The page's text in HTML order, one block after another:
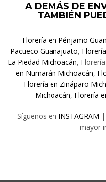
A DEMÁS DE
TAMBIÉN
Florería en Pénjamo
Pacueco Guanajuato,
La Piedad Michoacán,
en Numarán Michoacán,
Florería en Zináparo
Michoacán, Florería
Síguenos en INSTAGRAM |
mayor